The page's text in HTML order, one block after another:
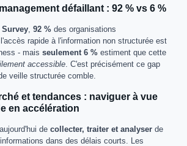
défaillant : 92 % vs 6 %
Survey 92 % des organisations
rapide à l'information non structurée est
- mais seulement 6 % estiment que cette
accessible . C'est précisément ce gap
veille structurée comble.
et tendances : naviguer à vue
en accélération
de collecter, traiter et analyser de
dans des délais courts. Les